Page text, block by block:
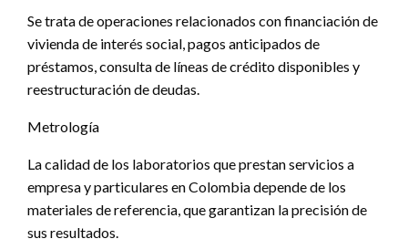
Se trata de operaciones relacionados con financiación de
vivienda de interés social, pagos anticipados de
préstamos, consulta de líneas de crédito disponibles y
reestructuración de deudas.
Metrología
La calidad de los laboratorios que prestan servicios a
empresa y particulares en Colombia depende de los
materiales de referencia, que garantizan la precisión de
sus resultados.